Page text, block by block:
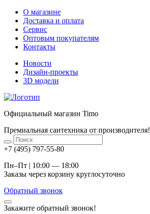
О магазине
Доставка и оплата
Сервис
Оптовым покупателям
Контакты
Новости
Дизайн-проекты
3D модели
Официальный магазин Timo
Премиальная сантехника от производителя!
+7 (495) 797-55-80
Пн–Пт | 10:00 — 18:00
Заказы через корзину круглосуточно
Обратный звонок
Закажите обратный звонок!